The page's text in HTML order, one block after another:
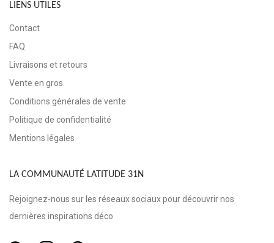
LIENS UTILES
Contact
FAQ
Livraisons et retours
Vente en gros
Conditions générales de vente
Politique de confidentialité
Mentions légales
LA COMMUNAUTÉ LATITUDE 31N
Rejoignez-nous sur les réseaux sociaux pour découvrir nos
dernières inspirations déco